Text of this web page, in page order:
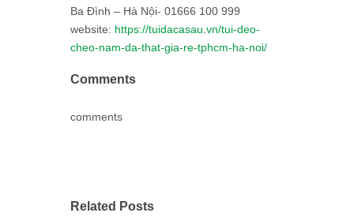
Ba Đình – Hà Nội- 01666 100 999
website: https://tuidacasau.vn/tui-deo-
cheo-nam-da-that-gia-re-tphcm-ha-noi/
Comments
comments
Related Posts